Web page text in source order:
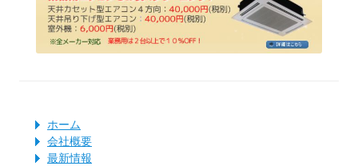
ホーム
会社概要
最新情報